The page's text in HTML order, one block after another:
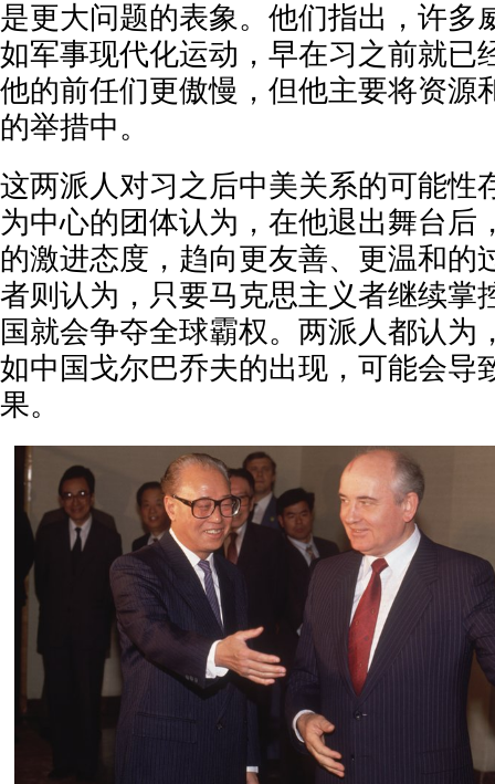
是更大问题的表象。他们指出，许多
如军事现代化运动，早在习之前就已
他的前任们更傲慢，但他主要将资源
的举措中。
这两派人对习之后中美关系的可能性
为中心的团体认为，在他退出舞台后
的激进态度，趋向更友善、更温和的
者则认为，只要马克思主义者继续掌
国就会争夺全球霸权。两派人都认为
如中国戈尔巴乔夫的出现，可能会导
果。